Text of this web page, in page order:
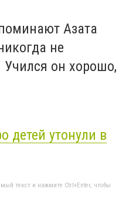
Азата
не
он хорошо,
детей утонули в
текст и нажмите Ctrl+Enter, чтобы